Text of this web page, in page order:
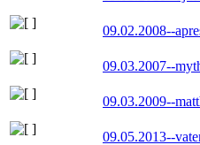
09.02.2008--
09.03.2007--
09.03.2009--
09.05.2013--